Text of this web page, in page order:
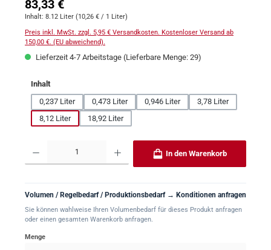
83,33 €
Inhalt: 8.12 Liter (10,26 € / 1 Liter)
Preis inkl. MwSt. zzgl. 5,95 € Versandkosten. Kostenloser Versand ab
150,00 €. (EU abweichend).
Lieferzeit 4-7 Arbeitstage (Lieferbare Menge: 29)
Inhaltauswählen
0,237 Liter
0,473 Liter
(Diese Option ist zurzeit nicht verfügbar.)
0,946 Liter
3,78 Liter
8,12 Liter
18,92 Liter
Produkt Anzahl: Gib den gewünschten Wert ein oder benutze die Schaltflächen
In den Warenkorb
Volumen / Regelbedarf / Produktionsbedarf → Konditionen anfragen
Sie können wahlweise Ihren Volumenbedarf für dieses Produkt anfragen
oder einen gesamten Warenkorb anfragen.
Menge